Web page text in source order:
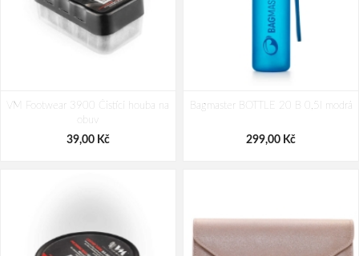
VM Footwear 3900 Čistící houba na
obuv
39,00 Kč
Bagmaster BOTTLE 20 B 0,5l modrá
299,00 Kč